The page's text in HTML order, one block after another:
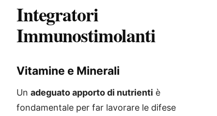
Integratori
Immunostimolanti
Vitamine e Minerali
Un adeguato apporto di nutrienti è
fondamentale per far lavorare le difese